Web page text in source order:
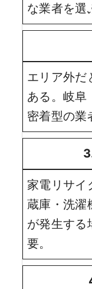
な業者を選
エリア外だ
ある。岐阜
密着型の業
家電リサイ
蔵庫・洗濯
が発生する
要。